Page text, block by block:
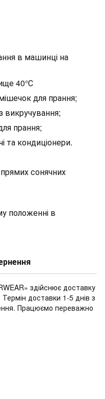
в машинці на
40°С
для прання;
викручування;
прання;
та кондиціонери.
сонячних
положенні в
здійснює доставку
Термін доставки 1-5 днів з
Працюємо переважно